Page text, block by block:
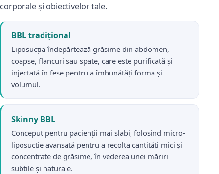
corporale și obiectivelor tale.
BBL tradițional
Liposucția îndepărtează grăsime din abdomen,
coapse, flancuri sau spate, care este purificată și
injectată în fese pentru a îmbunătăți forma și
volumul.
Skinny BBL
Conceput pentru pacienții mai slabi, folosind micro-
liposucție avansată pentru a recolta cantități mici și
concentrate de grăsime, în vederea unei măriri
subtile și naturale.